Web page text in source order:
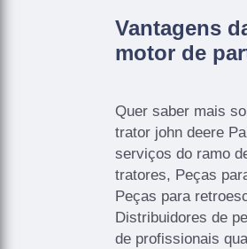
Vantagens
motor de
Quer saber mais
trator john deere
serviços do ramo
tratores, Peças
Peças para
Distribuidores de
de profissionais